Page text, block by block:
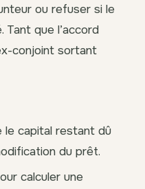
ou refuser si le
que l’accord
conjoint sortant
le capital restant dû
du prêt.
calculer une